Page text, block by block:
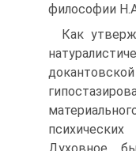
философии
Как